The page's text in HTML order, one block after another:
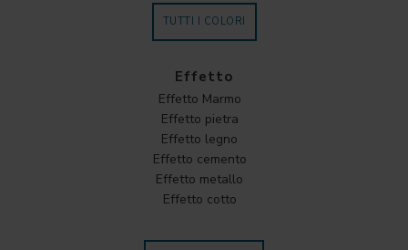
TUTTI I COLORI
Effetto
Effetto Marmo
Effetto pietra
Effetto legno
Effetto cemento
Effetto metallo
Effetto cotto